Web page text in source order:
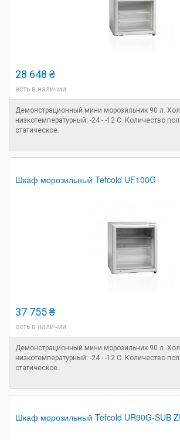
28 648 ₴
есть в наличии
Демонстрационный мини морозильник 90 л.
низкотемпературный: -24 - -12 C. Количество
статическое.
Шкаф морозильный Tefcold UF100G
37 755 ₴
есть в наличии
Демонстрационный мини морозильник 90 л.
низкотемпературный: -24 - -12 C. Количество
статическое.
Шкаф морозильный Tefcold UR90G-SUB